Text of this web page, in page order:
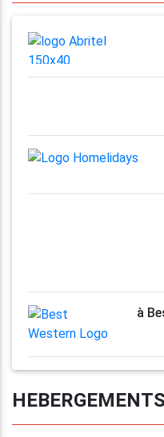
à
HEBERGEMENTS